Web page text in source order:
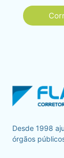
Desde 1998
órgãos